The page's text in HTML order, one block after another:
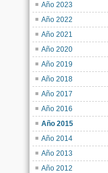
Año 2023
Año 2022
Año 2021
Año 2020
Año 2019
Año 2018
Año 2017
Año 2016
Año 2015
Año 2014
Año 2013
Año 2012